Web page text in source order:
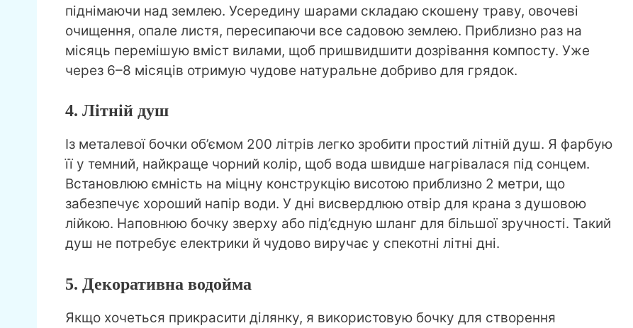
піднімаючи над землею. Усередину шарами складаю скошену траву, овочеві
очищення, опале листя, пересипаючи все садовою землею. Приблизно раз на
місяць перемішую вміст вилами, щоб пришвидшити дозрівання компосту. Уже
через 6–8 місяців отримую чудове натуральне добриво для грядок.
4. Літній душ
Із металевої бочки об’ємом 200 літрів легко зробити простий літній душ. Я фарбую
її у темний, найкраще чорний колір, щоб вода швидше нагрівалася під сонцем.
Встановлюю ємність на міцну конструкцію висотою приблизно 2 метри, що
забезпечує хороший напір води. У дні висвердлюю отвір для крана з душовою
лійкою. Наповнюю бочку зверху або під’єдную шланг для більшої зручності. Такий
душ не потребує електрики й чудово виручає у спекотні літні дні.
5. Декоративна водойма
Якщо хочеться прикрасити ділянку, я використовую бочку для створення